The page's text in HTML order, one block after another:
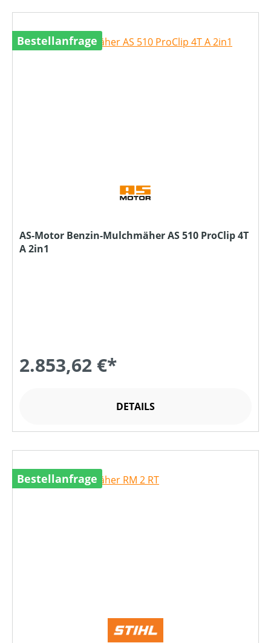
Bestellanfrage
AS-Motor Benzin-Mulchmäher AS 510 ProClip 4T
A 2in1
2.853,62 €*
DETAILS
Bestellanfrage